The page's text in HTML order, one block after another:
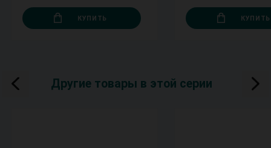
КУПИТЬ КУПИТЬ
Другие товары в этой серии